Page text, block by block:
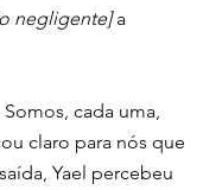
negligente] a
cada uma,
claro para nós que
Yael percebeu